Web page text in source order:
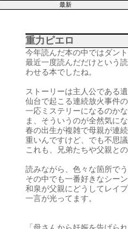
最新
重力ピエロ
今年読んだ本の中ではダン
最近一度読んだだけという
わせる本でしたね。
ストーリーは主人公である
仙台で起こる連続放火事件
一応ミステリーになるのか
ま、そういうのが全然気に
春の出生が複雑で母親が連
重いんですけど、でも不思
これも、兄弟たちや父親と
読みながら、色々な箇所で
その中でも一番好きなシー
和泉が父親にどうしてレイ
一言が光ってます。